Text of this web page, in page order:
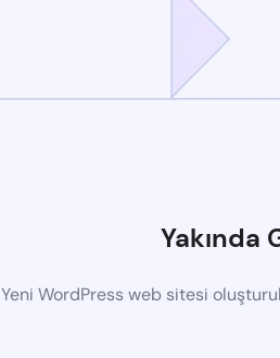
Yakında
Yeni WordPress web sitesi